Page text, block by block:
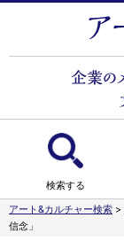
検索する
アート&カルチャー検索 >
信念」